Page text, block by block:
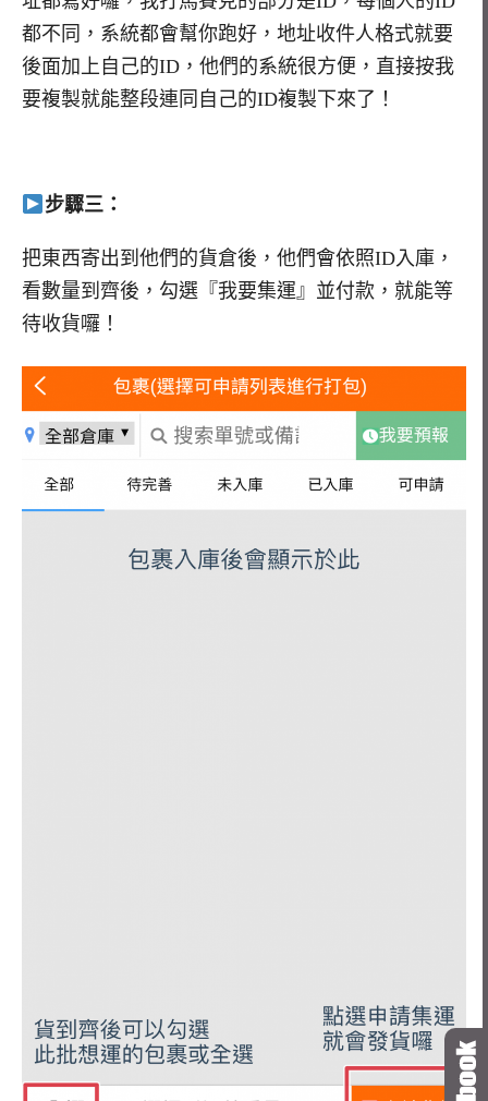
都不同，系統都會幫你跑好，地址收件人格式就要
後面加上自己的ID，他們的系統很方便，直接按我
要複製就能整段連同自己的ID複製下來了！
步驟三：
把東西寄出到他們的貨倉後，他們會依照ID入庫，
看數量到齊後，勾選『我要集運』並付款，就能等
待收貨囉！